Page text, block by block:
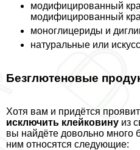
модифицированный
модифицированный
моноглицериды и
натуральные или
Безглютеновые
Хотя вам и придётся
исключить клейковину из
вы найдёте довольно много
ним относятся следующие: